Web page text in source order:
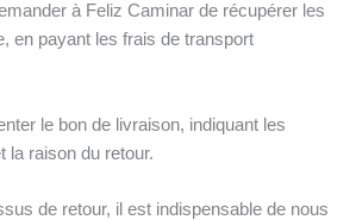
à Feliz Caminar de récupérer les
en payant les frais de transport
le bon de livraison, indiquant les
la raison du retour.
de retour, il est indispensable de nous